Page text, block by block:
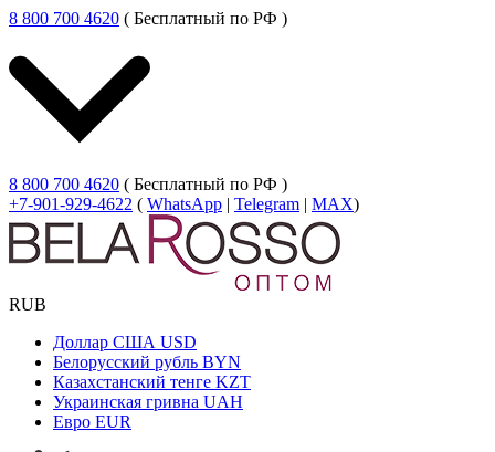
8 800 700 4620 ( Бесплатный по РФ )
8 800 700 4620 ( Бесплатный по РФ )
+7-901-929-4622 ( WhatsApp | Telegram | MAX)
RUB
Доллар США USD
Белорусский рубль BYN
Казахстанский тенге KZT
Украинская гривна UAH
Евро EUR